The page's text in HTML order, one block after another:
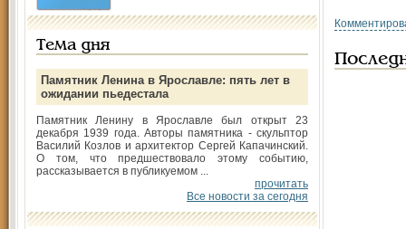
Тема дня
Памятник Ленина в Ярославле: пять лет в
ожидании пьедестала
Памятник Ленину в Ярославле был открыт 23
декабря 1939 года. Авторы памятника - скульптор
Василий Козлов и архитектор Сергей Капачинский.
О том, что предшествовало этому событию,
рассказывается в публикуемом ...
прочитать
Все новости за сегодня